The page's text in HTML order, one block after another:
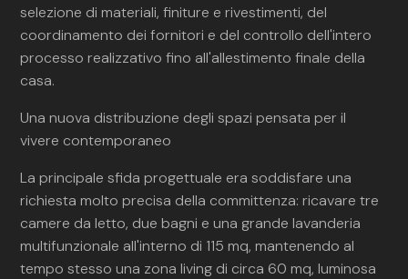
selezione di materiali, finiture e rivestimenti, del
coordinamento dei fornitori e del controllo dell'intero
processo realizzativo fino all'allestimento finale della
casa.
Una nuova distribuzione degli spazi pensata per il
vivere contemporaneo
La principale sfida progettuale era soddisfare una
richiesta molto precisa della committenza: ricavare tre
camere da letto, due bagni e una grande lavanderia
multifunzionale all'interno di 115 mq, mantenendo al
tempo stesso una zona living di circa 60 mq, luminosa